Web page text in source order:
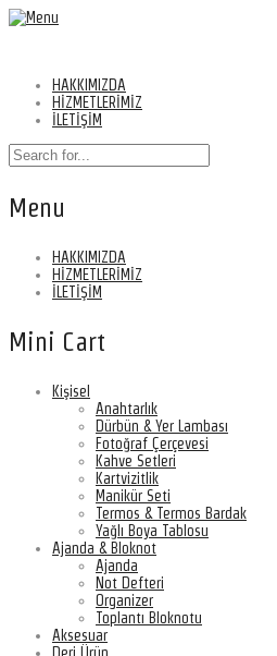
HAKKIMIZDA
HİZMETLERİMİZ
İLETİŞİM
Menu
HAKKIMIZDA
HİZMETLERİMİZ
İLETİŞİM
Mini Cart
Kişisel
Anahtarlık
Dürbün & Yer Lambası
Fotoğraf Çerçevesi
Kahve Setleri
Kartvizitlik
Manikür Seti
Termos & Termos Bardak
Yağlı Boya Tablosu
Ajanda & Bloknot
Ajanda
Not Defteri
Organizer
Toplantı Bloknotu
Aksesuar